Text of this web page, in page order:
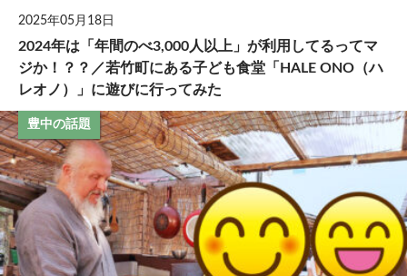
2025年05月18日
2024年は「年間のべ3,000人以上」が利用してるってマ
ジか！？？／若竹町にある子ども食堂「HALE ONO（ハ
レオノ）」に遊びに行ってみた
豊中の話題